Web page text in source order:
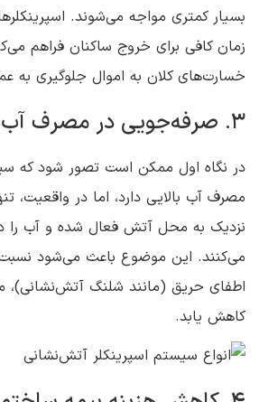
بسیار کمتری مواجه می‌شوند.
زمان کافی برای خروج ساکنان فراهم
خسارت‌های کلان به اموال جلوگیری به
3. صرفه‌جویی در مصرف آب
در نگاه اول ممکن است تصور شود که
مصرف آب بالایی دارد، اما در واقعیت،
نزدیک به محل آتش فعال شده و آب
می‌کنند. این موضوع باعث می‌شود
اطفای حریق (مانند شلنگ
کاهش یابد.